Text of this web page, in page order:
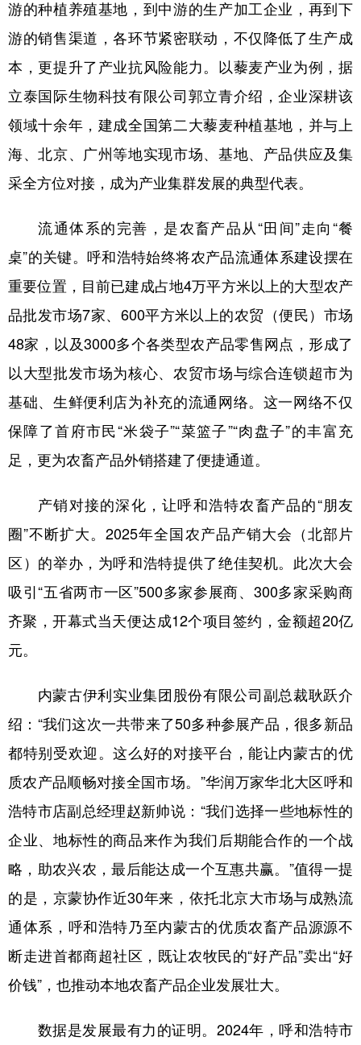
游的种植养殖基地，到中游的生产加工企业，再到下
游的销售渠道，各环节紧密联动，不仅降低了生产成
本，更提升了产业抗风险能力。以藜麦产业为例，据
立泰国际生物科技有限公司郭立青介绍，企业深耕该
领域十余年，建成全国第二大藜麦种植基地，并与上
海、北京、广州等地实现市场、基地、产品供应及集
采全方位对接，成为产业集群发展的典型代表。
流通体系的完善，是农畜产品从“田间”走向“餐
桌”的关键。呼和浩特始终将农产品流通体系建设摆在
重要位置，目前已建成占地4万平方米以上的大型农产
品批发市场7家、600平方米以上的农贸（便民）市场
48家，以及3000多个各类型农产品零售网点，形成了
以大型批发市场为核心、农贸市场与综合连锁超市为
基础、生鲜便利店为补充的流通网络。这一网络不仅
保障了首府市民“米袋子”“菜篮子”“肉盘子”的丰富充
足，更为农畜产品外销搭建了便捷通道。
产销对接的深化，让呼和浩特农畜产品的“朋友
圈”不断扩大。2025年全国农产品产销大会（北部片
区）的举办，为呼和浩特提供了绝佳契机。此次大会
吸引“五省两市一区”500多家参展商、300多家采购商
齐聚，开幕式当天便达成12个项目签约，金额超20亿
元。
内蒙古伊利实业集团股份有限公司副总裁耿跃介
绍：“我们这次一共带来了50多种参展产品，很多新品
都特别受欢迎。这么好的对接平台，能让内蒙古的优
质农产品顺畅对接全国市场。”华润万家华北大区呼和
浩特市店副总经理赵新帅说：“我们选择一些地标性的
企业、地标性的商品来作为我们后期能合作的一个战
略，助农兴农，最后能达成一个互惠共赢。”值得一提
的是，京蒙协作近30年来，依托北京大市场与成熟流
通体系，呼和浩特乃至内蒙古的优质农畜产品源源不
断走进首都商超社区，既让农牧民的“好产品”卖出“好
价钱”，也推动本地农畜产品企业发展壮大。
数据是发展最有力的证明。2024年，呼和浩特市